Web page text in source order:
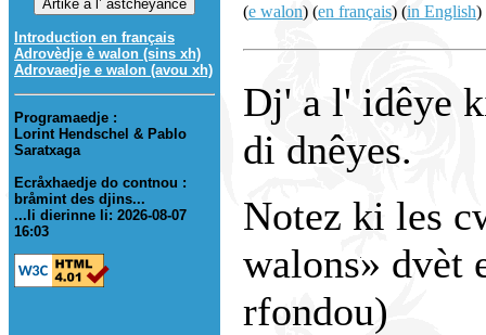
Introduction en français
Adrovèdje è walon (sins xh)
Adrovaedje e walon (avou xh)
Programaedje :
Lorint Hendschel & Pablo
Saratxaga
Ecråxhaedje do contnou :
bråmint des djins...
...li dierinne li: 2026-08-07
16:03
(e walon) (en français) (in English)
Dj' a l' idêye
di dnêyes.
Notez ki les
walons» dvèt
rfondou)